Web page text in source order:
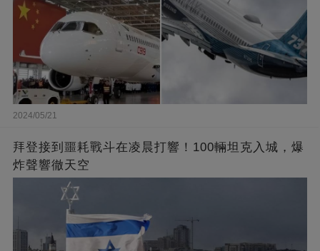
2024/05/21
拜登接到噩耗戰斗在凌晨打響！100輛坦克入城，爆
炸聲響徹天空